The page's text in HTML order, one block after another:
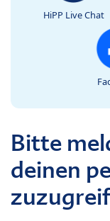
HiPP Live Chat
Bitte
deinen